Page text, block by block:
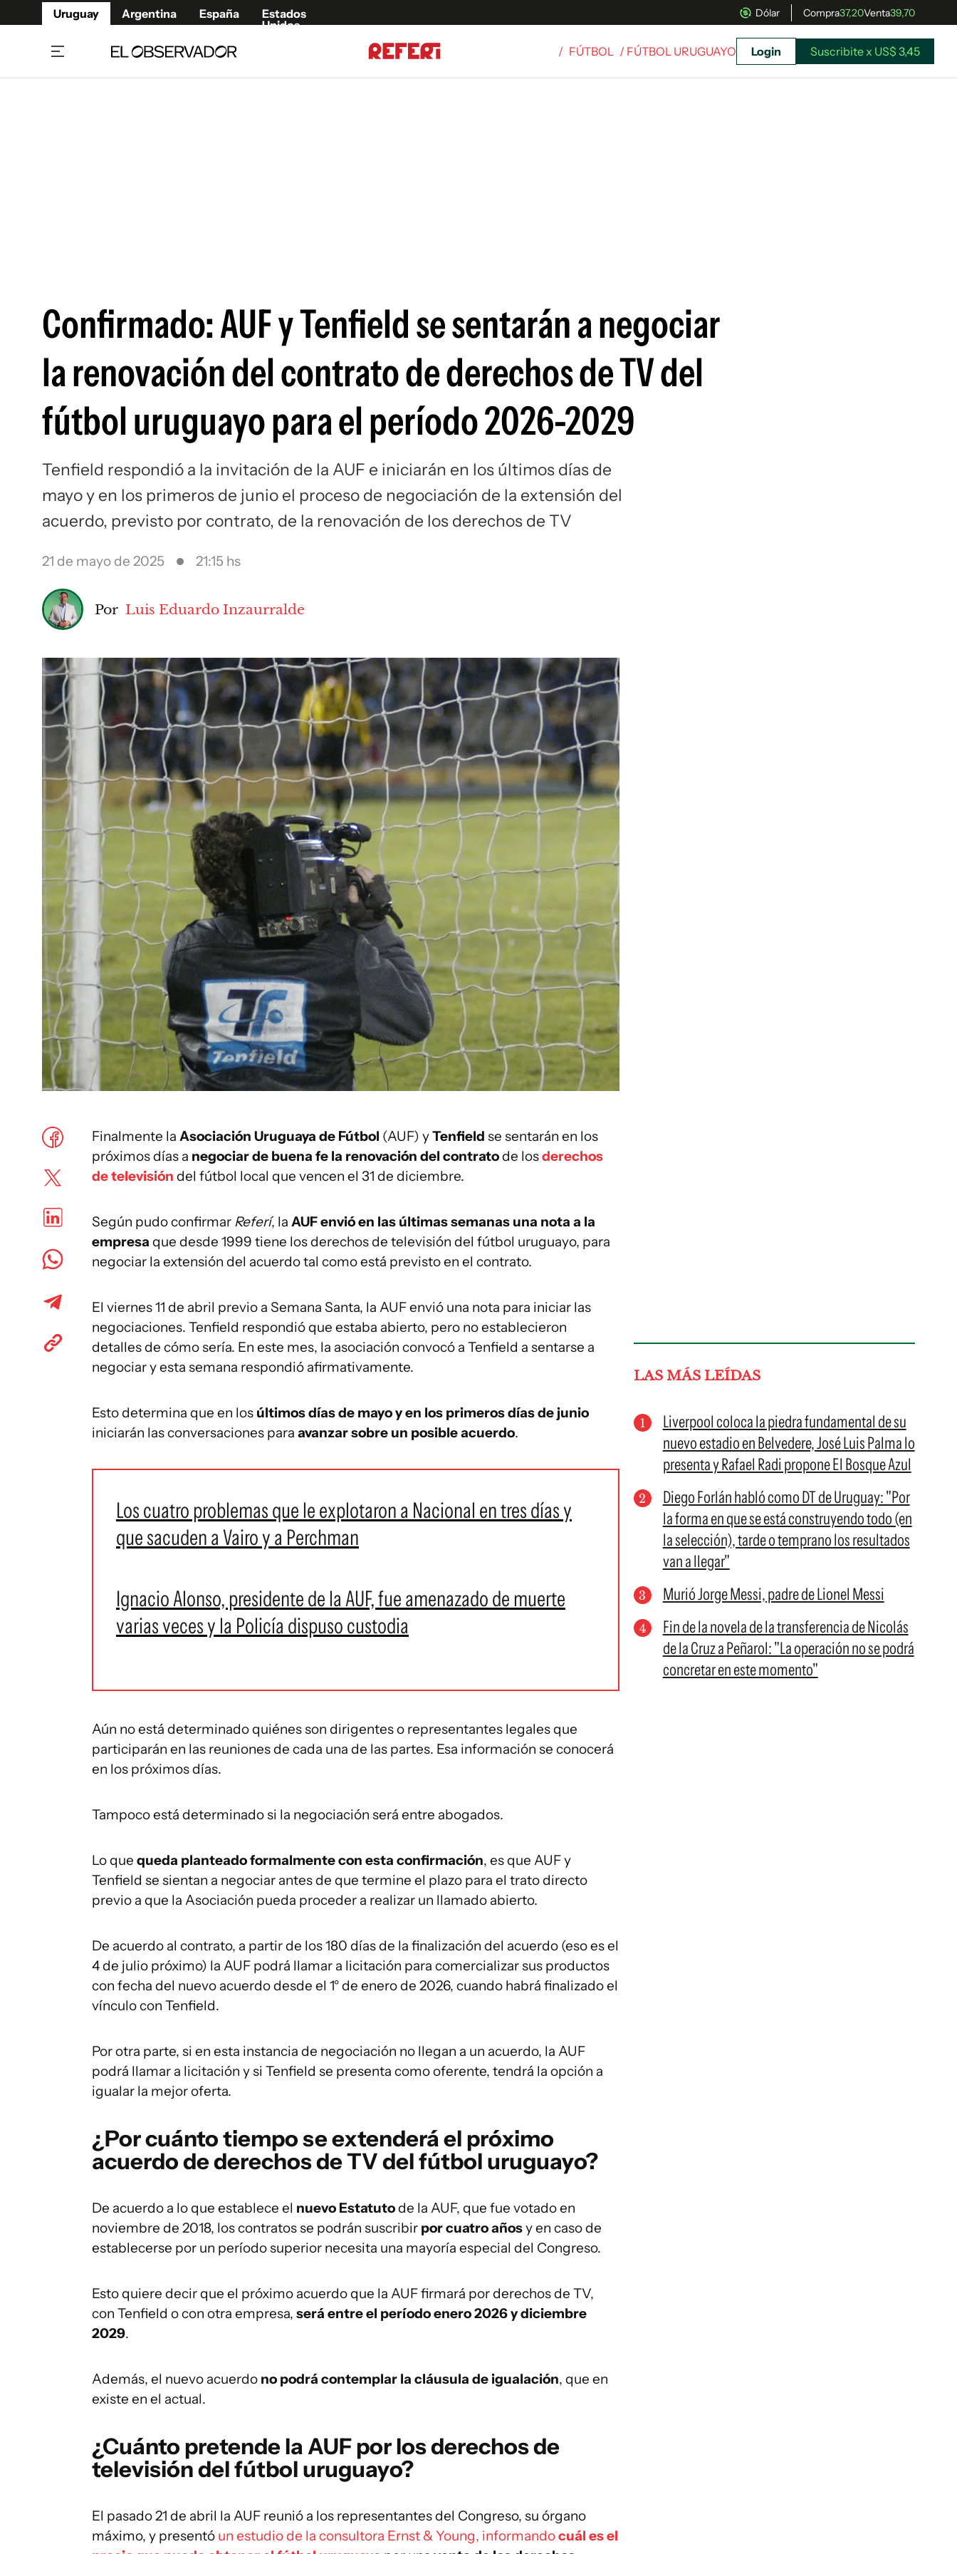
Uruguay Argentina España
Estados
Unidos
Dólar Compra37,20Venta39,70
Siguenos en:
/ FÚTBOL / FÚTBOL URUGUAYO Login Suscribite x US$ 3,45
Confirmado: AUF y Tenfield se sentarán a negociar
la renovación del contrato de derechos de TV del
fútbol uruguayo para el período 2026-2029
Tenfield respondió a la invitación de la AUF e iniciarán en los últimos días de
mayo y en los primeros de junio el proceso de negociación de la extensión del
acuerdo, previsto por contrato, de la renovación de los derechos de TV
21 de mayo de 2025 21:15 hs
Por Luis Eduardo Inzaurralde
Finalmente la Asociación Uruguaya de Fútbol (AUF) yTenfield se sentarán en los
próximos días a negociar de buena fe la renovación del contratode losderechos
de televisión del fútbol local que vencen el 31 de diciembre.
Según pudo confirmar Referí, la AUF envió en las últimas semanas una nota a la
empresa que desde 1999 tiene los derechos de televisión del fútbol uruguayo, para
negociar la extensión del acuerdo tal como está previsto en el contrato.
El viernes 11 de abril previo a Semana Santa, la AUF envió una nota para iniciar las
negociaciones. Tenfield respondió que estaba abierto, pero no establecieron
detalles de cómo sería. En este mes, la asociación convocó a Tenfield a sentarse a
negociar y esta semana respondió afirmativamente.
Esto determina que en los últimos días de mayo y en los primeros días de junio
iniciarán las conversaciones para avanzar sobre un posible acuerdo.
Los cuatro problemas que le explotaron a Nacional en tres días y
que sacuden a Vairo y a Perchman
Ignacio Alonso, presidente de la AUF, fue amenazado de muerte
varias veces y la Policía dispuso custodia
Aún no está determinado quiénes son dirigentes o representantes legales que
participarán en las reuniones de cada una de las partes. Esa información se conocerá
en los próximos días.
Tampoco está determinado si la negociación será entre abogados.
Lo que queda planteado formalmente con esta confirmación, es que AUF y
Tenfield se sientan a negociar antes de que termine el plazo para el trato directo
previo a que la Asociación pueda proceder a realizar un llamado abierto.
De acuerdo al contrato, a partir de los 180 días de la finalización del acuerdo (eso es el
4 de julio próximo) la AUF podrá llamar a licitación para comercializar sus productos
con fecha del nuevo acuerdo desde el 1° de enero de 2026, cuando habrá finalizado el
vínculo con Tenfield.
Por otra parte, si en esta instancia de negociación no llegan a un acuerdo, la AUF
podrá llamar a licitación y si Tenfield se presenta como oferente, tendrá la opción a
igualar la mejor oferta.
¿Por cuánto tiempo se extenderá el próximo
acuerdo de derechos de TV del fútbol uruguayo?
De acuerdo a lo que establece el nuevo Estatutode la AUF, que fue votado en
noviembre de 2018, los contratos se podrán suscribir por cuatro añosy en caso de
establecerse por un período superior necesita una mayoría especial del Congreso.
Esto quiere decir que el próximo acuerdo que la AUF firmará por derechos de TV,
con Tenfield o con otra empresa, será entre el período enero 2026 y diciembre
2029.
Además, el nuevo acuerdo no podrá contemplar la cláusula de igualación, que en
existe en el actual.
¿Cuánto pretende la AUF por los derechos de
televisión del fútbol uruguayo?
El pasado 21 de abril la AUF reunió a los representantes del Congreso, su órgano
máximo, y presentó un estudio de la consultora Ernst & Young, informandocuál es el
LAS MÁS LEÍDAS
Liverpool coloca la piedra fundamental de su
nuevo estadio en Belvedere, José Luis Palma lo
presenta y Rafael Radi propone El Bosque Azul
Diego Forlán habló como DT de Uruguay: "Por
la forma en que se está construyendo todo (en
la selección), tarde o temprano los resultados
van a llegar"
Murió Jorge Messi, padre de Lionel Messi
Fin de la novela de la transferencia de Nicolás
de la Cruz a Peñarol: "La operación no se podrá
concretar en este momento"